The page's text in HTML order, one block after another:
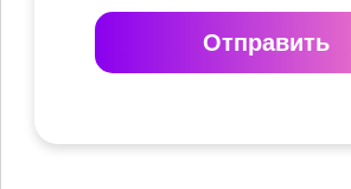
Отправить